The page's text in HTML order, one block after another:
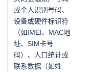
或个人识别号码、
设备或硬件标识符
（如IMEI、MAC地
址、SIM卡号
码）、人口统计或
联系数据（如姓